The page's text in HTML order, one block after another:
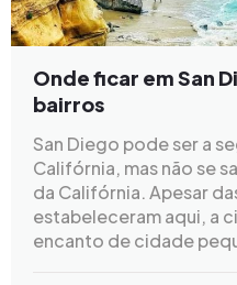
Onde ficar em San
bairros
San Diego pode ser a
Califórnia, mas não se
da Califórnia. Apesar
estabeleceram aqui, a
encanto de cidade